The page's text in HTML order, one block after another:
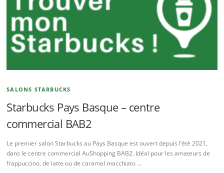
SALONS STARBUCKS
Starbucks Pays Basque – centre
commercial BAB2
Le premier salon Starbucks au Pays Basque est ouvert depuis l’été 2021,
dans le centre commercial AuShopping BAB2. Idéal pour les amateurs de
frappuccino, de latte ou de caramel macchiato …